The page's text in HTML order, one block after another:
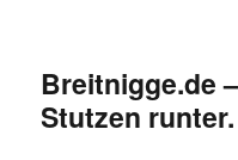
Breitnigge.de
Stutzen runter.